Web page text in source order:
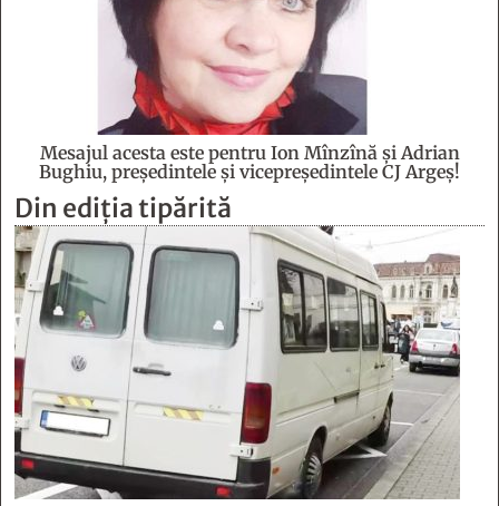
Mesajul acesta este pentru Ion Mînzînă şi Adrian
Bughiu, preşedintele şi vicepreşedintele CJ Argeş!
Din ediția tipărită